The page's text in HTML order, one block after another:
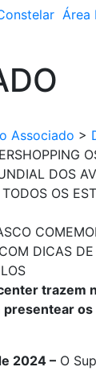
Área
Associado >
DOS
OS
DICAS DE
trazem
os
2024 – O